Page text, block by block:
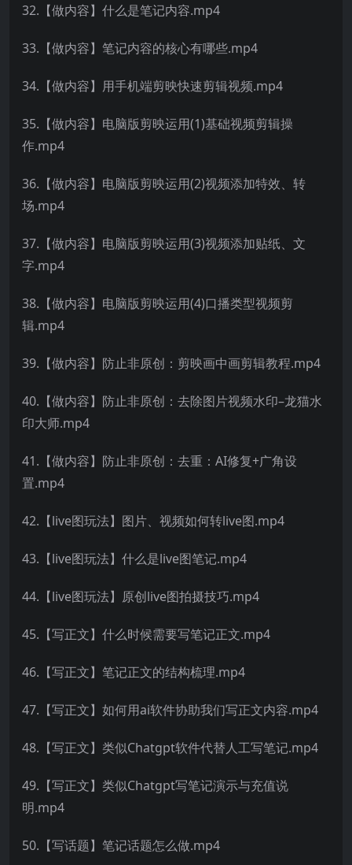
32.【做内容】什么是笔记内容.mp4
33.【做内容】笔记内容的核心有哪些.mp4
34.【做内容】用手机端剪映快速剪辑视频.mp4
35.【做内容】电脑版剪映运用(1)基础视频剪辑操
作.mp4
36.【做内容】电脑版剪映运用(2)视频添加特效、转
场.mp4
37.【做内容】电脑版剪映运用(3)视频添加贴纸、文
字.mp4
38.【做内容】电脑版剪映运用(4)口播类型视频剪
辑.mp4
39.【做内容】防止非原创：剪映画中画剪辑教程.mp4
40.【做内容】防止非原创：去除图片视频水印–龙猫水
印大师.mp4
41.【做内容】防止非原创：去重：AI修复+广角设
置.mp4
42.【live图玩法】图片、视频如何转live图.mp4
43.【live图玩法】什么是live图笔记.mp4
44.【live图玩法】原创live图拍摄技巧.mp4
45.【写正文】什么时候需要写笔记正文.mp4
46.【写正文】笔记正文的结构梳理.mp4
47.【写正文】如何用ai软件协助我们写正文内容.mp4
48.【写正文】类似Chatgpt软件代替人工写笔记.mp4
49.【写正文】类似Chatgpt写笔记演示与充值说
明.mp4
50.【写话题】笔记话题怎么做.mp4